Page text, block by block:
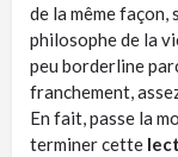
de la même façon,
philosophe de la
peu borderline
franchement,
En fait, passe la
terminer cette